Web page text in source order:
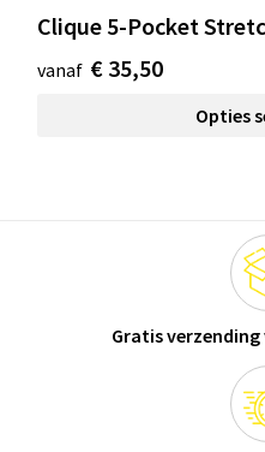
Clique 5-Pocket
vanaf € 35,50
Opties
Gratis verzending